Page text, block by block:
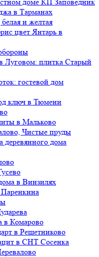
в Тарманах
и желтая
цвет Янтарь в
Луговом: плитка Старый
гостевой дом
ключ в Тюмени
в Мальково
Чистые пруды
деревянного дома
в Винзилях
в Комарово
в Решетниково
в СНТ Сосенка